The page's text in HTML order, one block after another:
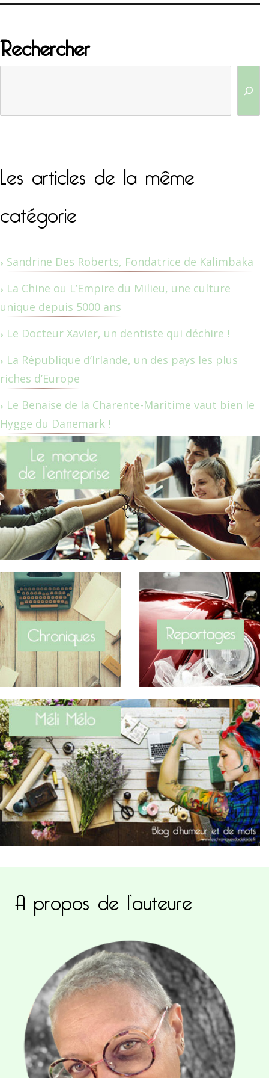
Rechercher
Les articles de la même
catégorie
Sandrine Des Roberts, Fondatrice de Kalimbaka
La Chine ou L’Empire du Milieu, une culture
unique depuis 5000 ans
Le Docteur Xavier, un dentiste qui déchire !
La République d’Irlande, un des pays les plus
riches d’Europe
Le Benaise de la Charente-Maritime vaut bien le
Hygge du Danemark !
A propos de l’auteure